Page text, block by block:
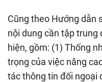
Cũng theo Hướng dẫn
nội dung cần tập
hiện, gồm: (1) Thống
trọng của việc nâng
tác thông tin đối ngoại